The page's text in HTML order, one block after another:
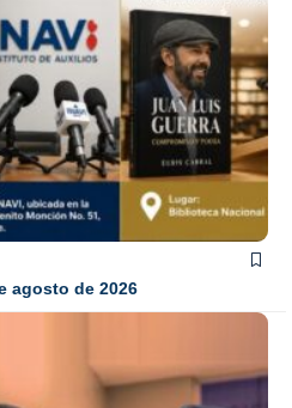
agosto de 2026